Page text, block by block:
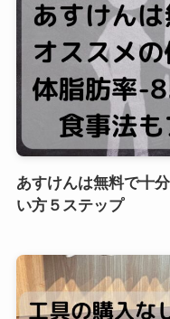
あすけんは無料で十
い方５ステップ